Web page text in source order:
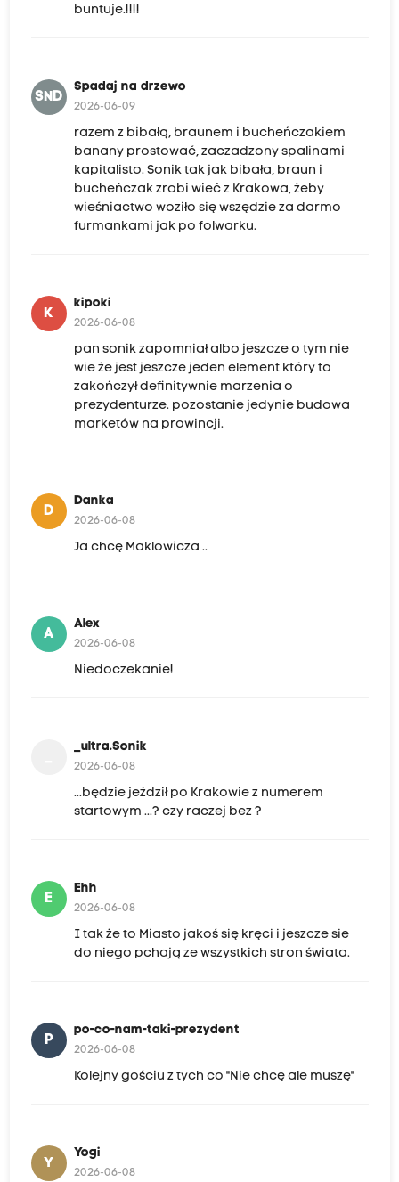
buntuje.!!!!
SND
Spadaj na drzewo
2026-06-09
razem z bibałą, braunem i bucheńczakiem
banany prostować, zaczadzony spalinami
kapitalisto. Sonik tak jak bibała, braun i
bucheńczak zrobi wieć z Krakowa, żeby
wieśniactwo woziło się wszędzie za darmo
furmankami jak po folwarku.
K
kipoki
2026-06-08
pan sonik zapomniał albo jeszcze o tym nie
wie że jest jeszcze jeden element który to
zakończył definitywnie marzenia o
prezydenturze. pozostanie jedynie budowa
marketów na prowincji.
D
Danka
2026-06-08
Ja chcę Maklowicza ..
A
Alex
2026-06-08
Niedoczekanie!
_ultra.Sonik
2026-06-08
...będzie jeździł po Krakowie z numerem
startowym ...? czy raczej bez ?
E
Ehh
2026-06-08
I tak że to Miasto jakoś się kręci i jeszcze sie
do niego pchają ze wszystkich stron świata.
P
po-co-nam-taki-prezydent
2026-06-08
Kolejny gościu z tych co "Nie chcę ale muszę"
Y
Yogi
2026-06-08